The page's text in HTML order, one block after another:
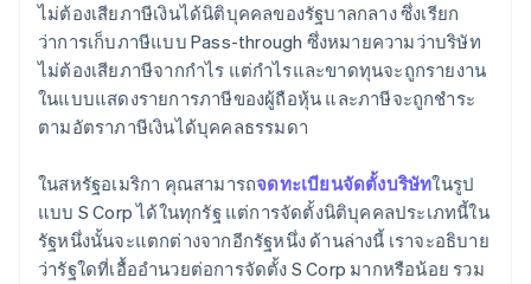
Stripe Payments ฟรีหนึ่งปี พร้อมเครดิตและส่วนลด
สำหรับพาร์ทเนอร์มูลค่า 50,000 ดอลลาร์สหรัฐ
ไม่ต้องเสียภาษีเงินได้นิติบุคคลของรัฐบาลกลาง ซึ่งเรียก
ว่าการเก็บภาษีแบบ Pass-through ซึ่งหมายความว่าบริษัท
ไม่ต้องเสียภาษีจากกำไร แต่กำไรและขาดทุนจะถูกรายงาน
ในแบบแสดงรายการภาษีของผู้ถือหุ้น และภาษีจะถูกชำระ
ตามอัตราภาษีเงินได้บุคคลธรรมดา
ในสหรัฐอเมริกา คุณสามารถจดทะเบียนจัดตั้งบริษัทในรูป
แบบ S Corp ได้ในทุกรัฐ แต่การจัดตั้งนิติบุคคลประเภทนี้ใน
รัฐหนึ่งนั้นจะแตกต่างจากอีกรัฐหนึ่ง ด้านล่างนี้ เราจะอธิบาย
ว่ารัฐใดที่เอื้ออำนวยต่อการจัดตั้ง S Corp มากหรือน้อย รวม